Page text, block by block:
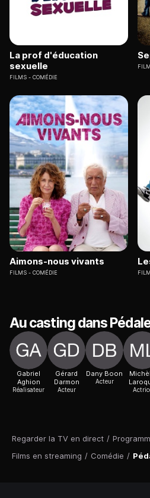
Regarder la TV en direct /
Films en streaming / Comédie /
La prof d'éducation
sexuelle
FILMS COMÉDIE
Aimons-nous vivants
FILMS COMÉDIE
Au casting dans
Gabriel
Aghion
Réalisateur
Gérard
Darmon
Acteur
Dany Boon
Acteur